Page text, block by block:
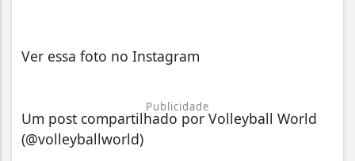
Ver essa foto no Instagram
Publicidade
Um post compartilhado por Volleyball World
(@volleyballworld)